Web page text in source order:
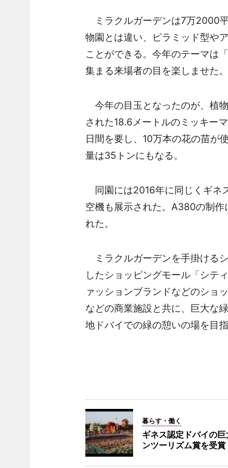
ミラクルガーデンは7万2000
物園とは違い、ピラミッド型や
ことができる。今年のテーマは
集まる来場者の目を楽しませた。
今年の目玉となったのが、植
された18.6メートルのミッキー
日間を要し、10万本の花の苗が
量は35トンにもなる。
同園には2016年に同じくギネ
空機も展示された。A380の制
れた。
ミラクルガーデンを手掛ける
したショッピングモール「シテ
ァッションブランドなどのショ
などの商業施設と共に、巨大な
地ドバイでの緑の憩いの場を目指
暮らす・働く
ギネス認定ドバイの
ンツーリズム賞を受賞